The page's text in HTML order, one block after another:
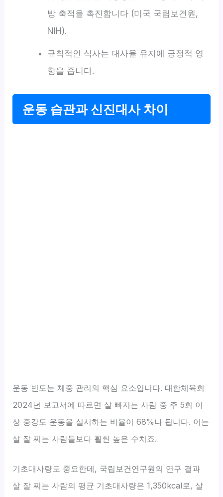
방 축적을 촉진합니다 (미국 국립보건원,
NIH).
규칙적인 식사는 대사율 유지에 긍정적 영
향을 줍니다.
운동 습관과 신진대사 차이
운동 빈도는 체중 관리의 핵심 요소입니다. 대한체육회
2024년 보고서에 따르면 살 빠지는 사람 중 주 5회 이
상 중강도 운동을 실시하는 비율이 68%나 됩니다. 이는
살 잘 찌는 사람들보다 훨씬 높은 수치죠.
기초대사량도 중요한데, 국립보건연구원의 연구 결과
살 잘 찌는 사람의 평균 기초대사량은 1,350kcal로, 살